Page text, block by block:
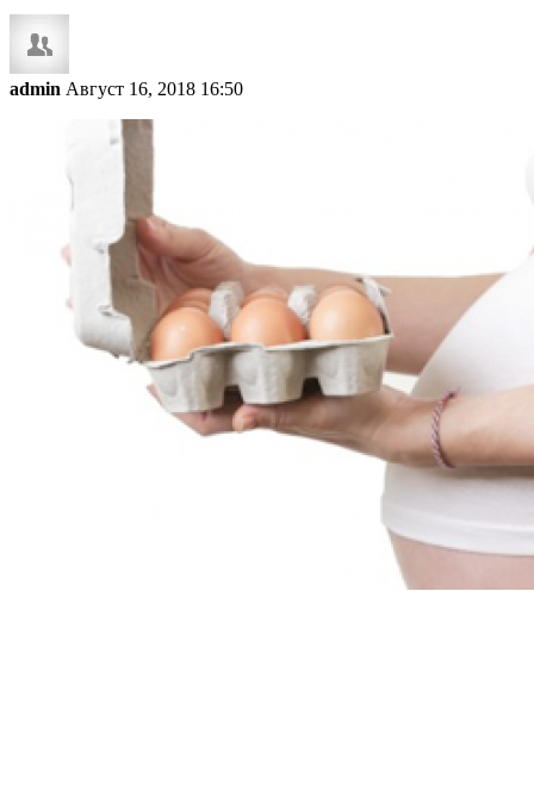
admin Август 16, 2018 16:50